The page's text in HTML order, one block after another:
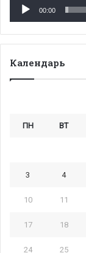
00:00
Календарь
ПН ВТ
3 4
10 11
17 18
24 25